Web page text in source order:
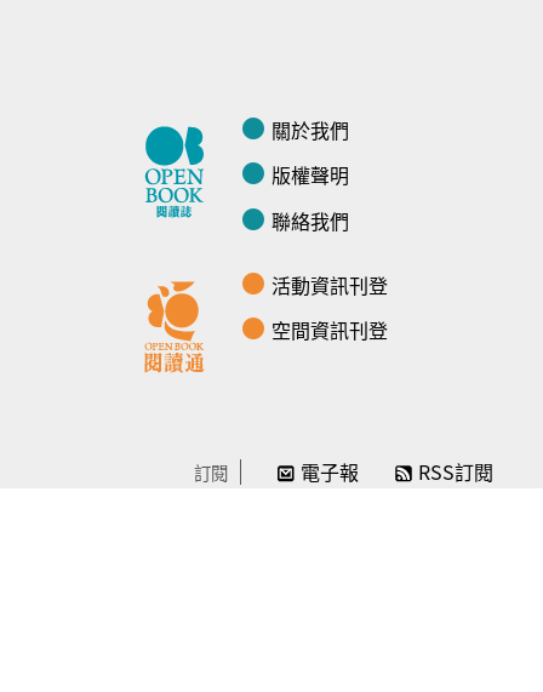
關於我們
版權聲明
聯絡我們
活動資訊刊登
空間資訊刊登
訂閱 電子報 RSS訂閱